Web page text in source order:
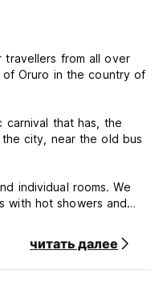
travellers from all over
Oruro in the country of
carnival that has, the
city, near the old bus
individual rooms. We
with hot showers and
area on the terrace.
читать далее